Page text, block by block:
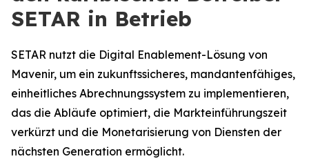
SETAR in Betrieb
SETAR nutzt die Digital Enablement-Lösung von
Mavenir, um ein zukunftssicheres, mandantenfähiges,
einheitliches Abrechnungssystem zu implementieren,
das die Abläufe optimiert, die Markteinführungszeit
verkürzt und die Monetarisierung von Diensten der
nächsten Generation ermöglicht.